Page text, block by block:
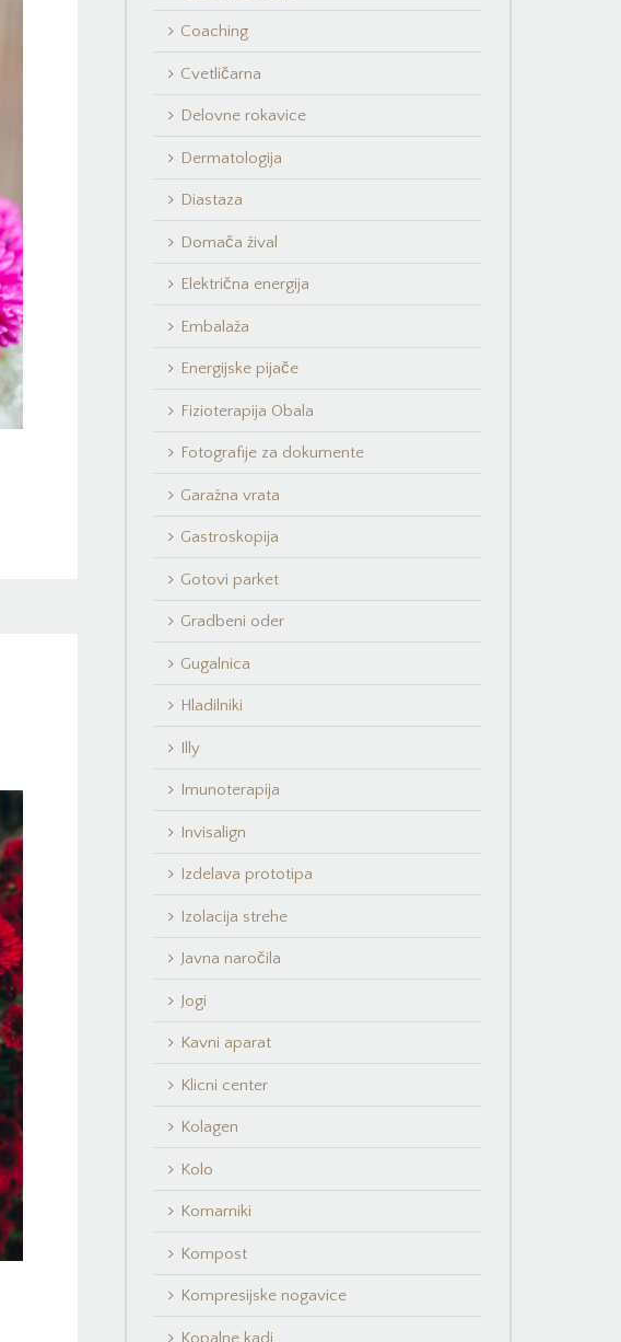
Coaching
Cvetličarna
Delovne rokavice
Dermatologija
Diastaza
Domača žival
Električna energija
Embalaža
Energijske pijače
Fizioterapija Obala
Fotografije za dokumente
Garažna vrata
Gastroskopija
Gotovi parket
Gradbeni oder
Gugalnica
Hladilniki
Illy
Imunoterapija
Invisalign
Izdelava prototipa
Izolacija strehe
Javna naročila
Jogi
Kavni aparat
Klicni center
Kolagen
Kolo
Komarniki
Kompost
Kompresijske nogavice
Kopalne kadi